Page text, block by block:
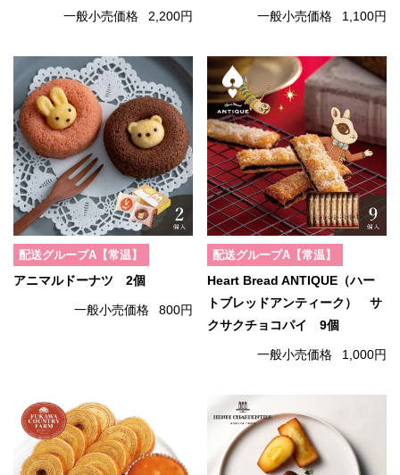
一般小売価格 2,200円 一般小売価格 1,100円
配送グループA【常温】
アニマルドーナツ 2個
一般小売価格 800円
配送グループA【常温】
Heart Bread ANTIQUE（ハー
トブレッドアンティーク） サ
クサクチョコパイ 9個
一般小売価格 1,000円